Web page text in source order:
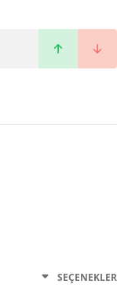
SEÇENEKLER